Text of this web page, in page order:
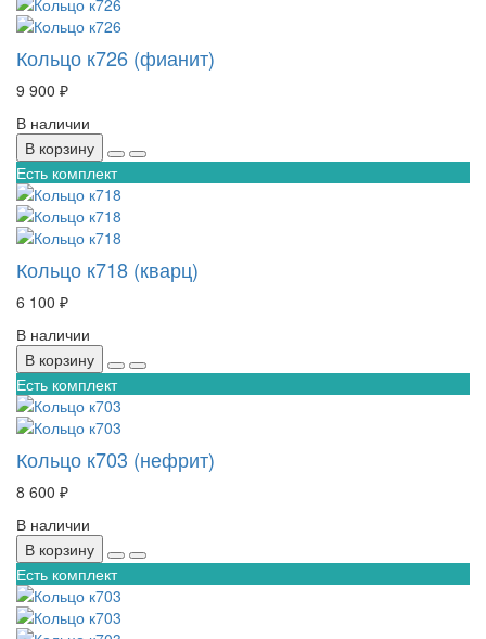
Кольцо к726 (фианит)
9 900 ₽
В наличии
В корзину
Есть комплект
Кольцо к718 (кварц)
6 100 ₽
В наличии
В корзину
Есть комплект
Кольцо к703 (нефрит)
8 600 ₽
В наличии
В корзину
Есть комплект